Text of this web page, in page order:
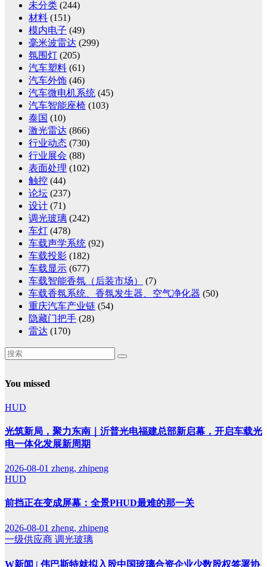
未分类 (244)
材料 (151)
模内电子 (49)
毫米波雷达 (299)
氛围灯 (205)
汽车塑料 (61)
汽车外饰 (46)
汽车微电机系统 (45)
汽车智能座椅 (103)
泰国 (10)
激光雷达 (866)
行业动态 (730)
行业展会 (88)
表面处理 (102)
触控 (44)
论坛 (237)
设计 (71)
调光玻璃 (242)
车灯 (478)
车载声学系统 (92)
车载投影 (182)
车载显示 (677)
车载智能香氛（后装市场）
(7)
车载香氛系统、香氛发生器、空气净化器 (50)
重庆汽车产业链 (54)
隐藏门把手 (28)
雷达 (170)
You missed
HUD
光筑新局，聚力东南｜沂普光电福建总部新启幕，开启车载光
电一体化发展新周期
2026-08-01 zheng, zhipeng
HUD
前挡正在变成屏幕：全景PHUD最难的那一关
2026-08-01 zheng, zhipeng
一级供应商 调光玻璃
W新闻 | 伟巴斯特就拟入股中国玻璃合资企业少数股权签署协